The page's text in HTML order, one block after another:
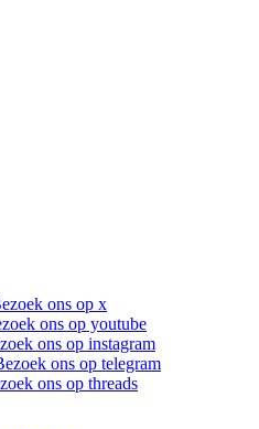
ons op x
ons op youtube
ons op instagram
ons op telegram
ons op threads